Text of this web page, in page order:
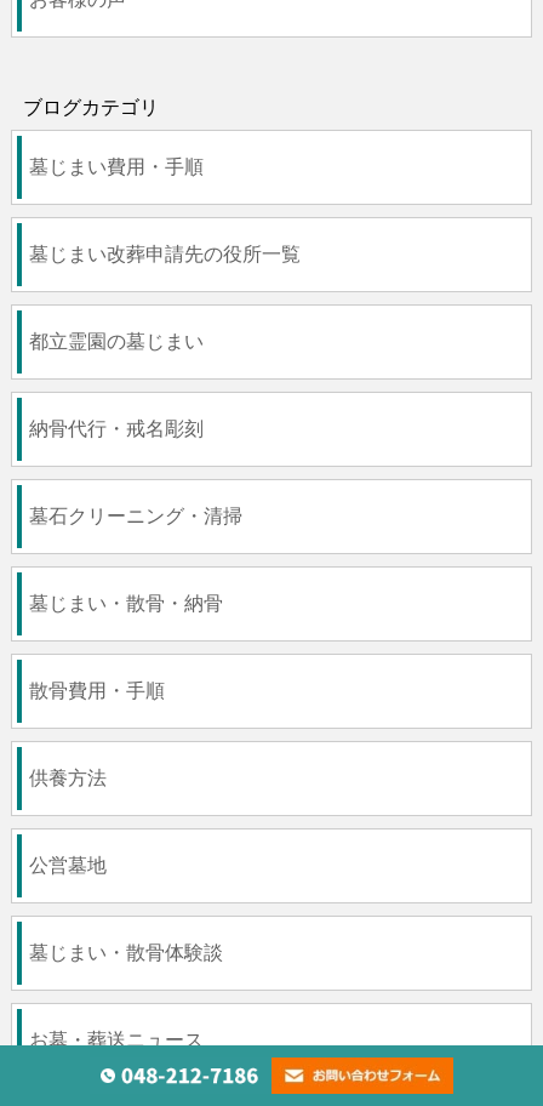
ブログカテゴリ
墓じまい費用・手順
墓じまい改葬申請先の役所一覧
都立霊園の墓じまい
納骨代行・戒名彫刻
墓石クリーニング・清掃
墓じまい・散骨・納骨
散骨費用・手順
供養方法
公営墓地
墓じまい・散骨体験談
お墓・葬送ニュース